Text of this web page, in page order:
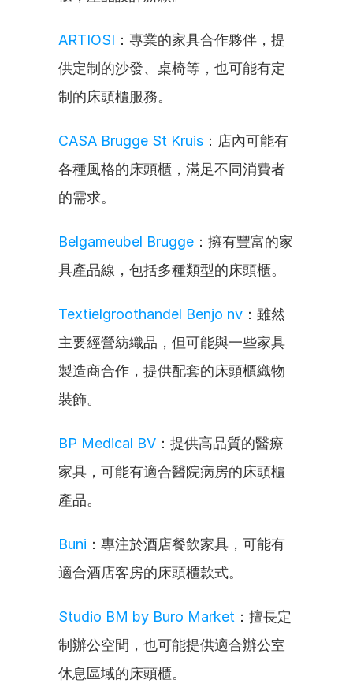
ARTIOSI ：專業的家具合作夥伴，提
供定制的沙發、桌椅等，也可能有定
制的床頭櫃服務。
CASA Brugge St Kruis ：店內可能有
各種風格的床頭櫃，滿足不同消費者
的需求。
Belgameubel Brugge ：擁有豐富的家
具產品線，包括多種類型的床頭櫃。
Textielgroothandel Benjo nv ：雖然
主要經營紡織品，但可能與一些家具
製造商合作，提供配套的床頭櫃織物
裝飾。
BP Medical BV ：提供高品質的醫療
家具，可能有適合醫院病房的床頭櫃
產品。
Buni ：專注於酒店餐飲家具，可能有
適合酒店客房的床頭櫃款式。
Studio BM by Buro Market ：擅長定
制辦公空間，也可能提供適合辦公室
休息區域的床頭櫃。